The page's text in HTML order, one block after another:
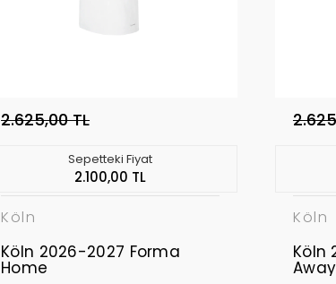
2.625,00 TL
Sepetteki Fiyat
2.100,00 TL
Köln
Köln 2026-2027 Forma
Home
Köln
Köln
Away